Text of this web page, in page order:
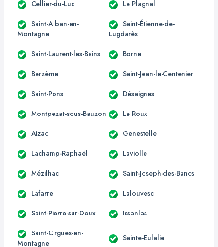
Cellier-du-Luc Le Plagnal
Saint-Alban-en-
Montagne
Saint-Étienne-de-
Lugdarès
Saint-Laurent-les-Bains Borne
Berzème Saint-Jean-le-Centenier
Saint-Pons Désaignes
Montpezat-sous-Bauzon Le Roux
Aizac Genestelle
Lachamp-Raphaël Laviolle
Mézilhac Saint-Joseph-des-Bancs
Lafarre Lalouvesc
Saint-Pierre-sur-Doux Issanlas
Saint-Cirgues-en-
Montagne
Sainte-Eulalie